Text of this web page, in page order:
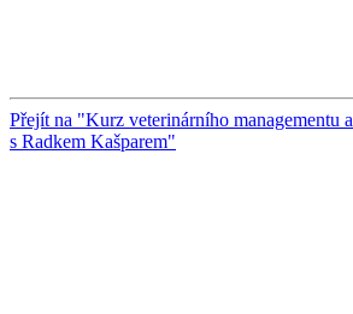
Přejít na "Kurz veterinárního managementu
s Radkem Kašparem"